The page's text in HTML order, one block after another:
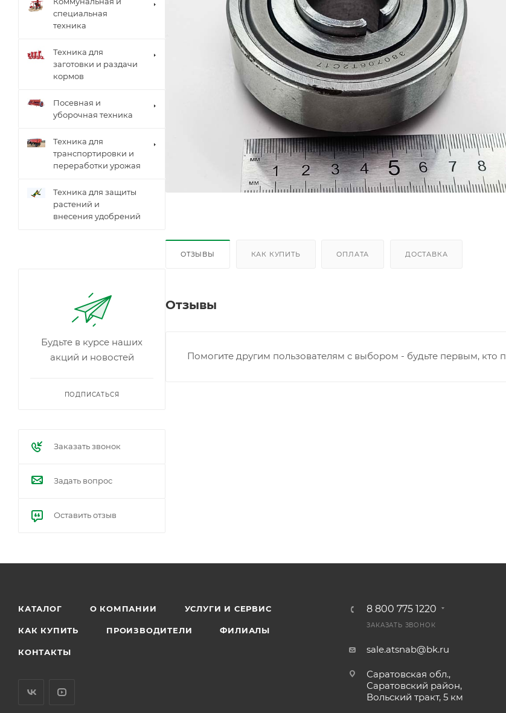
ОТЗЫВЫ КАК КУПИТЬ ОПЛАТА ДОСТАВКА
Отзывы
Помогите другим пользователям с выбором - будьте первым, кто
специальная
техника
Техника для
заготовки и раздачи
кормов
Посевная и
уборочная техника
Техника для
транспортировки и
переработки урожая
Техника для защиты
растений и
внесения удобрений
Будьте в курсе наших
акций и новостей
ПОДПИСАТЬСЯ
Заказать звонок
Задать вопрос
Оставить отзыв
КАТАЛОГ О КОМПАНИИ УСЛУГИ И СЕРВИС
КАК КУПИТЬ ПРОИЗВОДИТЕЛИ ФИЛИАЛЫ
КОНТАКТЫ
8 800 775 1220
ЗАКАЗАТЬ ЗВОНОК
sale.atsnab@bk.ru
Саратовская обл.,
Саратовский район,
Вольский тракт, 5 км